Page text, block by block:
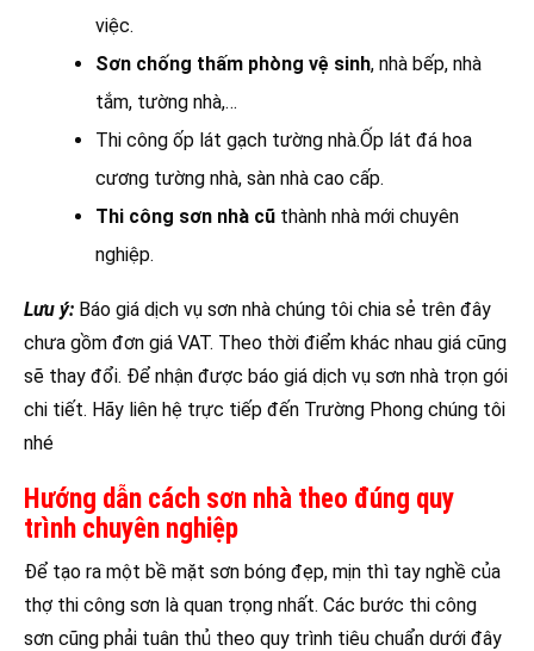
việc.
Sơn chống thấm phòng vệ sinh, nhà bếp, nhà
tắm, tường nhà,…
Thi công ốp lát gạch tường nhà.Ốp lát đá hoa
cương tường nhà, sàn nhà cao cấp.
Thi công sơn nhà cũ thành nhà mới chuyên
nghiệp.
Lưu ý: Báo giá dịch vụ sơn nhà chúng tôi chia sẻ trên đây
chưa gồm đơn giá VAT. Theo thời điểm khác nhau giá cũng
sẽ thay đổi. Để nhận được báo giá dịch vụ sơn nhà trọn gói
chi tiết. Hãy liên hệ trực tiếp đến Trường Phong chúng tôi
nhé
Hướng dẫn cách sơn nhà theo đúng quy
trình chuyên nghiệp
Để tạo ra một bề mặt sơn bóng đẹp, mịn thì tay nghề của
thợ thi công sơn là quan trọng nhất. Các bước thi công
sơn cũng phải tuân thủ theo quy trình tiêu chuẩn dưới đây